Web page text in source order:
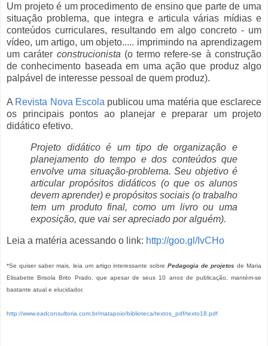
Um projeto é um procedimento de ensino que parte de uma
situação problema, que integra e articula várias mídias e
conteúdos curriculares, resultando em algo concreto - um
vídeo, um artigo, um objeto..... imprimindo na aprendizagem
um caráter construcionista (o termo refere-se à construção
de conhecimento baseada em uma ação que produz algo
palpável de interesse pessoal de quem produz).
A Revista Nova Escola publicou uma matéria que esclarece
os principais pontos ao planejar e preparar um projeto
didático efetivo.
Projeto didático é um tipo de organização e
planejamento do tempo e dos conteúdos que
envolve uma situação-problema. Seu objetivo é
articular propósitos didáticos (o que os alunos
devem aprender) e propósitos sociais (o trabalho
tem um produto final, como um livro ou uma
exposição, que vai ser apreciado por alguém).
Leia a matéria acessando o link: http://goo.gl/IvCHo
*Se quiser saber mais, leia um artigo interessante sobrePedagogia de projetos de Maria
Elisabette Brisola Brito Prado, que apesar de seus 10 anos de publicação, mantém-se
bastante atual e elucidador.
http://www.eadconsultoria.com.br/matapoio/biblioteca/textos_pdf/texto18.pdf